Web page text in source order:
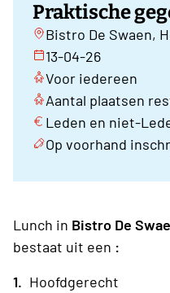
Praktische
Bistro De Swaen,
13-04-26
Voor iedereen
Aantal plaatsen
Leden en niet-
Op voorhand
Lunch in Bistro De
bestaat uit een :
Hoofdgerecht